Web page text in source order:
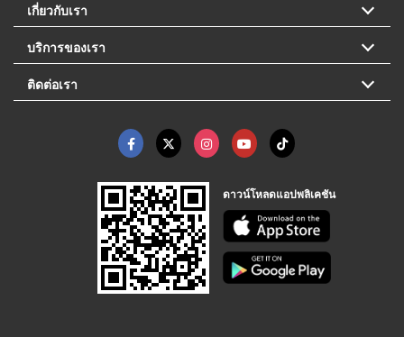
เกี่ยวกับเรา
บริการของเรา
ติดต่อเรา
ดาวน์โหลดแอปพลิเคชัน